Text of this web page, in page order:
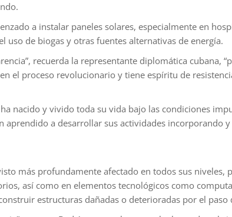
a instalar paneles solares, especialmente en
uso de biogas y otras fuentes alternativas de energía.
recuerda la representante diplomática cubana,
el proceso revolucionario y tiene espíritu de
nacido y vivido toda su vida bajo las condiciones
aprendido a desarrollar sus actividades incorporando y
más profundamente afectado en todos sus
así como en elementos tecnológicos como
estructuras dañadas o deterioradas por el paso